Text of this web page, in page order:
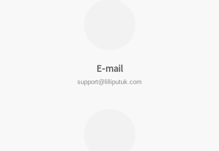
E-mail
support@lilliputuk.com